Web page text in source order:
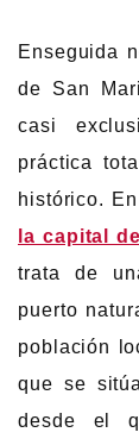
Enseguida
de San
casi
práctica
histórico.
la capital
trata de
puerto
población
que se
desde el